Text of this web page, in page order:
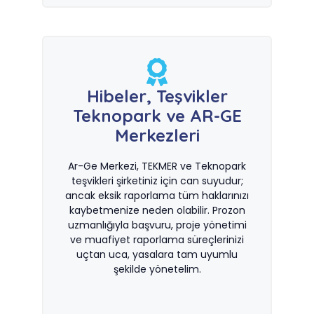
Hibeler, Teşvikler
Teknopark ve AR-GE
Merkezleri
Ar-Ge Merkezi, TEKMER ve Teknopark
teşvikleri şirketiniz için can suyudur;
ancak eksik raporlama tüm haklarınızı
kaybetmenize neden olabilir. Prozon
uzmanlığıyla başvuru, proje yönetimi
ve muafiyet raporlama süreçlerinizi
uçtan uca, yasalara tam uyumlu
şekilde yönetelim.